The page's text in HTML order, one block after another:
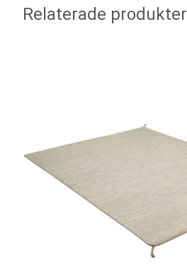
Relaterade produkter